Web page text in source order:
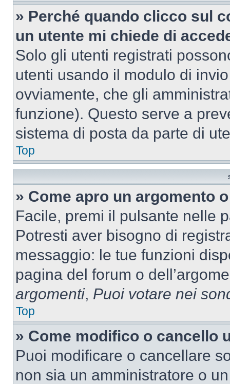
» Perché quando clicco sul
un utente mi chiede di
Solo gli utenti registrati
utenti usando il modulo di
ovviamente, che gli
funzione). Questo serve a
sistema di posta da parte di
Top
» Come apro un argomento
Facile, premi il pulsante nelle
Potresti aver bisogno di
messaggio: le tue funzioni
pagina del forum o
argomenti, Puoi votare nei
Top
» Come modifico o cancello
Puoi modificare o cancellare
non sia un amministratore o